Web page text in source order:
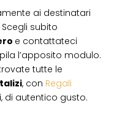
ai destinatari
subito
e contattateci
l’apposito modulo.
tutte le
, con Regali
di autentico gusto.